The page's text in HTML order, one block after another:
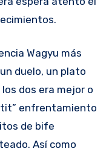
Wagyu más
duelo, un plato
dos era mejor o
enfrentamiento
de bife
Así como